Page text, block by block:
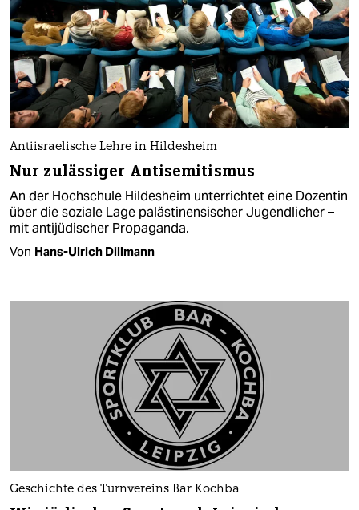
Antiisraelische Lehre in Hildesheim
Nur zulässiger Antisemitismus
An der Hochschule Hildesheim unterrichtet eine Dozentin
über die soziale Lage palästinensischer Jugendlicher –
mit antijüdischer Propaganda.
Von Hans-Ulrich Dillmann
Geschichte des Turnvereins Bar Kochba